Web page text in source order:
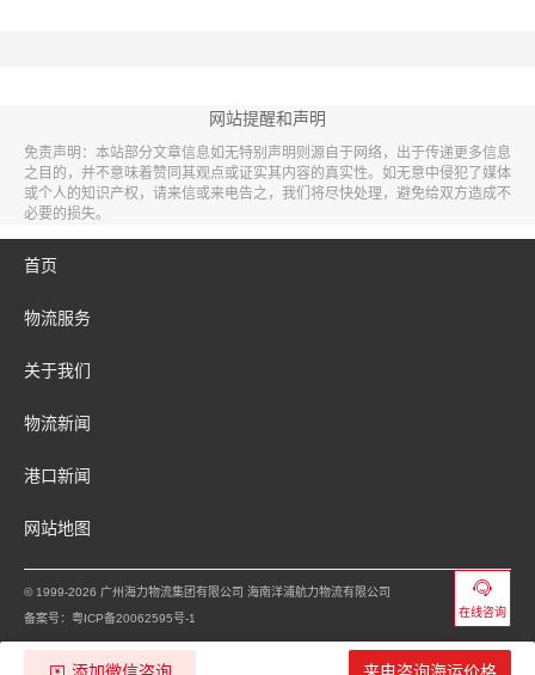
网站提醒和声明
免责声明：本站部分文章信息如无特别声明则源自于网络，出于传递更多信息
之目的，并不意味着赞同其观点或证实其内容的真实性。如无意中侵犯了媒体
或个人的知识产权，请来信或来电告之，我们将尽快处理，避免给双方造成不
必要的损失。
首页
物流服务
关于我们
物流新闻
港口新闻
网站地图